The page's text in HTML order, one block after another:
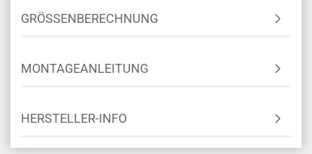
GRÖSSENBERECHNUNG
MONTAGEANLEITUNG
HERSTELLER-INFO